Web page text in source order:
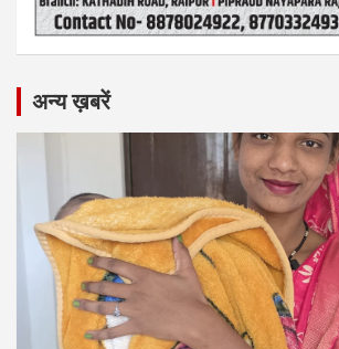
अन्य ख़बरें